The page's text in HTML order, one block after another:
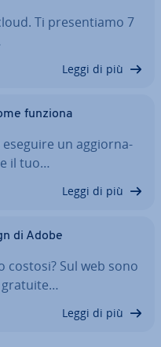
Ti pre­sen­tia­mo 7
Leggi di più
funziona
un ag­gior­na­
il tuo…
Leggi di più
di Adobe
Sul web sono
Leggi di più